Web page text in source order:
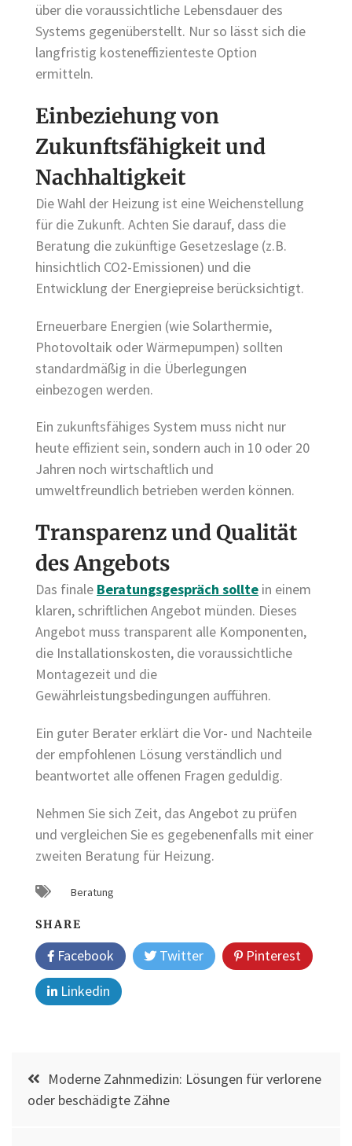
über die voraussichtliche Lebensdauer des
Systems gegenüberstellt. Nur so lässt sich die
langfristig kosteneffizienteste Option
ermitteln.
Einbeziehung von
Zukunftsfähigkeit und
Nachhaltigkeit
Die Wahl der Heizung ist eine Weichenstellung
für die Zukunft. Achten Sie darauf, dass die
Beratung die zukünftige Gesetzeslage (z.B.
hinsichtlich CO2-Emissionen) und die
Entwicklung der Energiepreise berücksichtigt.
Erneuerbare Energien (wie Solarthermie,
Photovoltaik oder Wärmepumpen) sollten
standardmäßig in die Überlegungen
einbezogen werden.
Ein zukunftsfähiges System muss nicht nur
heute effizient sein, sondern auch in 10 oder 20
Jahren noch wirtschaftlich und
umweltfreundlich betrieben werden können.
Transparenz und Qualität
des Angebots
Das finale Beratungsgespräch sollte in einem
klaren, schriftlichen Angebot münden. Dieses
Angebot muss transparent alle Komponenten,
die Installationskosten, die voraussichtliche
Montagezeit und die
Gewährleistungsbedingungen aufführen.
Ein guter Berater erklärt die Vor- und Nachteile
der empfohlenen Lösung verständlich und
beantwortet alle offenen Fragen geduldig.
Nehmen Sie sich Zeit, das Angebot zu prüfen
und vergleichen Sie es gegebenenfalls mit einer
zweiten Beratung für Heizung.
Beratung
SHARE
Facebook Twitter
Pinterest
Linkedin
Post
navigation
Moderne Zahnmedizin: Lösungen für verlorene
oder beschädigte Zähne